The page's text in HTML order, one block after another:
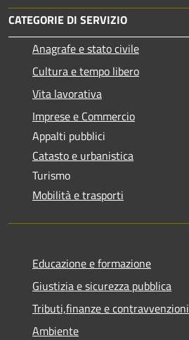
CATEGORIE DI SERVIZIO
Anagrafe e stato civile
Cultura e tempo libero
Vita lavorativa
Imprese e Commercio
Appalti pubblici
Catasto e urbanistica
Turismo
Mobilità e trasporti
Educazione e formazione
Giustizia e sicurezza pubblica
Tributi,finanze e contravvenzioni
Ambiente